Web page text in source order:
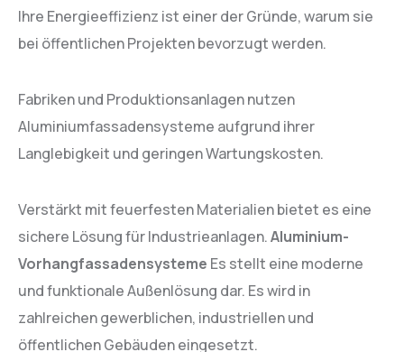
Ihre Energieeffizienz ist einer der Gründe, warum sie
bei öffentlichen Projekten bevorzugt werden.
Fabriken und Produktionsanlagen nutzen
Aluminiumfassadensysteme aufgrund ihrer
Langlebigkeit und geringen Wartungskosten.
Verstärkt mit feuerfesten Materialien bietet es eine
sichere Lösung für Industrieanlagen.Aluminium-
Vorhangfassadensysteme Es stellt eine moderne
und funktionale Außenlösung dar. Es wird in
zahlreichen gewerblichen, industriellen und
öffentlichen Gebäuden eingesetzt.